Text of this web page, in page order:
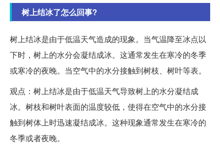
树上结冰了怎么回事?
树上结冰是由于低温天气造成的现象。当气温降至冰点以
下时，树上的水分会凝结成冰。这通常发生在寒冷的冬季
或寒冷的夜晚。当空气中的水分接触到树枝、树叶等表。
观点：树上结冰是由于低温天气导致树上的水分凝结成
冰。树枝和树叶表面的温度较低，使得在空气中的水分接
触到树体上时迅速凝结成冰。这种现象通常发生在寒冷的
冬季或者夜晚。